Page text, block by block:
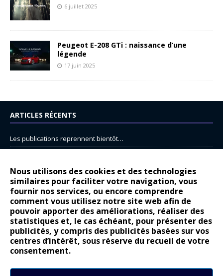
Nous utilisons des cookies et des technologies
similaires pour faciliter votre navigation, vous
fournir nos services, ou encore comprendre
comment vous utilisez notre site web afin de
pouvoir apporter des améliorations, réaliser des
statistiques et, le cas échéant, pour présenter des
publicités, y compris des publicités basées sur vos
centres d’intérêt, sous réserve du recueil de votre
consentement.
6 juillet 2025
Peugeot E-208 GTi : naissance d’une
légende
17 juin 2025
ARTICLES RÉCENTS
Les publications reprennent bientôt…
14 juillet : nouveau film de marque pour Citroën
Renault Espace : voyage, voyage…
Peugeot E-208 GTi : naissance d’une légende
COMMENTAIRES RÉCENTS
Bernard DardartdansDacia Sandero : pour les gens vrais